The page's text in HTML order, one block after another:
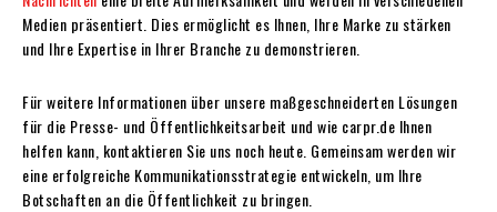
Medien präsentiert. Dies ermöglicht es Ihnen, Ihre Marke zu stärken
und Ihre Expertise in Ihrer Branche zu demonstrieren.
Für weitere Informationen über unsere maßgeschneiderten Lösungen
für die Presse- und Öffentlichkeitsarbeit und wie carpr.de Ihnen
helfen kann, kontaktieren Sie uns noch heute. Gemeinsam werden wir
eine erfolgreiche Kommunikationsstrategie entwickeln, um Ihre
Botschaften an die Öffentlichkeit zu bringen.